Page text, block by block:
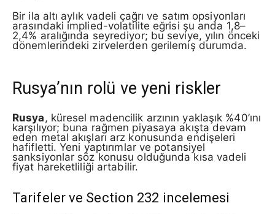
Bir ila altı aylık vadeli çağrı ve satım opsiyonları
arasındaki implied-volatilite eğrisi şu anda 1,8–
2,4% aralığında seyrediyor; bu seviye, yılın önceki
dönemlerindeki zirvelerden gerilemiş durumda.
Rusya’nın rolü ve yeni riskler
Rusya, küresel madencilik arzının yaklaşık %40’ını
karşılıyor; buna rağmen piyasaya akışta devam
eden metal akışları arz konusunda endişeleri
hafifletti. Yeni yaptırımlar ve potansiyel
sanksiyonlar söz konusu olduğunda kısa vadeli
fiyat hareketliliği artabilir.
Tarifeler ve Section 232 incelemesi